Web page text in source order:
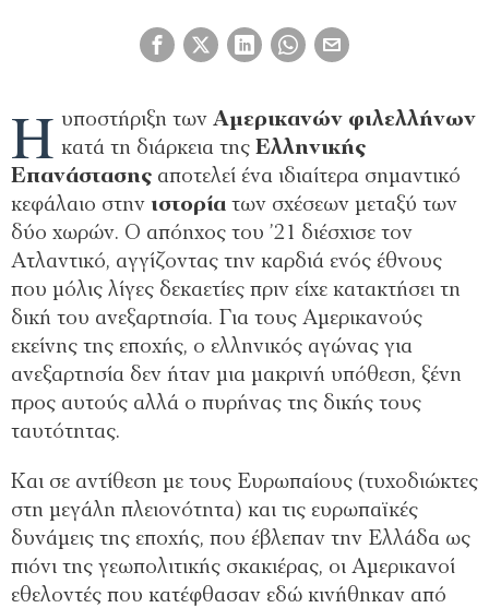
Η υποστήριξη των Αμερικανών φιλελλήνων
κατά τη διάρκεια της Ελληνικής
Επανάστασης αποτελεί ένα ιδιαίτερα σημαντικό
κεφάλαιο στην ιστορία των σχέσεων μεταξύ των
δύο χωρών. Ο απόηχος του ’21 διέσχισε τον
Ατλαντικό, αγγίζοντας την καρδιά ενός έθνους
που μόλις λίγες δεκαετίες πριν είχε κατακτήσει τη
δική του ανεξαρτησία. Για τους Αμερικανούς
εκείνης της εποχής, ο ελληνικός αγώνας για
ανεξαρτησία δεν ήταν μια μακρινή υπόθεση, ξένη
προς αυτούς αλλά ο πυρήνας της δικής τους
ταυτότητας.
Και σε αντίθεση με τους Ευρωπαίους (τυχοδιώκτες
στη μεγάλη πλειονότητα) και τις ευρωπαϊκές
δυνάμεις της εποχής, που έβλεπαν την Ελλάδα ως
πιόνι της γεωπολιτικής σκακιέρας, οι Αμερικανοί
εθελοντές που κατέφθασαν εδώ κινήθηκαν από